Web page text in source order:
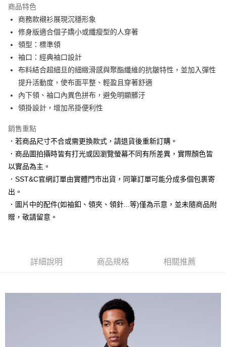
合作金庫商業銀行
華南商業銀行
上海商業儲蓄銀行
台北富邦商業銀行
國泰世華商業銀行
臺灣中小企業銀行
匯豐（台灣）商業銀行
華泰商業銀行
聯邦商業銀行
遠東國際商業銀行
元大商業銀行
永豐商業銀行
玉山商業銀行
星展（台灣）商業銀行
台新國際商業銀行
6 期 0 利率 每期
華南商業銀行
彰化商業銀行
上海商業儲蓄銀行
國泰世華商業銀行
臺灣中小企業銀行
台中商業銀行
匯豐（台灣）商業銀行
華泰商業銀行
聯邦商業銀行
遠東國際商業銀行
元大商業銀行
永豐商業銀行
玉山商業銀行
台灣樂天信用卡公司
LINE Pay
Apple Pay
街口支付
悠遊付
Google Pay
AFTEE先享後付
相關說明
【關於「AFTEE先享後付」】
AFTEE先享後付是「在收到商品之後才付款」的支付方式。 讓您購物簡單
便利好安心！
１．簡單：不需註冊會員、不需綁卡、不需儲值。
２．便利：只要手機號碼，簡訊認證，即可結帳。
２．訂單成立數日內，您將收到繳費通知簡訊。
３．收到繳費通知簡訊後14天內，點擊此簡訊中的連結，可透過四大超商／
購買商品的店家。未經商家同意取消之訂單仍視為有效，需透過AFTEE先享
※ 交易是否成功請以「AFTEE先享後付 」之結帳頁面顯示為準，若有關於
是否繳費成功／繳費後需取消欲退款等相關疑問，請聯繫「AFTEE先享後付
https://netprotections.freshdesk.com/support/home
運送方式
新竹物流宅配
每筆NT$350，滿NT$3,500(含以上)免運費
商品特色
商務款襯衫展現沉穩形象
修身版適合個子嬌小或纖瘦型的人穿著
領型：標準領
袖口：經典袖口設計
布料結合超細旦的細緻滑感與聚酯纖維的抗皺特性，並加入彈性
提升活動度，使布面平整、輕盈且穿著舒適
內下領、袖口內異色拼布，避免明顯髒汙
領掛設計，增加吊掛便利性
銷售重點
．若商品尺寸不合或需更換款式，請退貨後重新訂購。
．商品圖拍攝時皆有打光或因瀏覽螢幕不同有所差異，實際顏色皆
以實品為主。
．SST&C官網訂單由實體門市出貨，同筆訂單可能分成多個包裹寄
出。
．圖片中的配件(如袖釦、領夾、領針...等)僅為示意，並未隨商品附
贈，敬請留意。
詳細說明 商品規格 相關推薦